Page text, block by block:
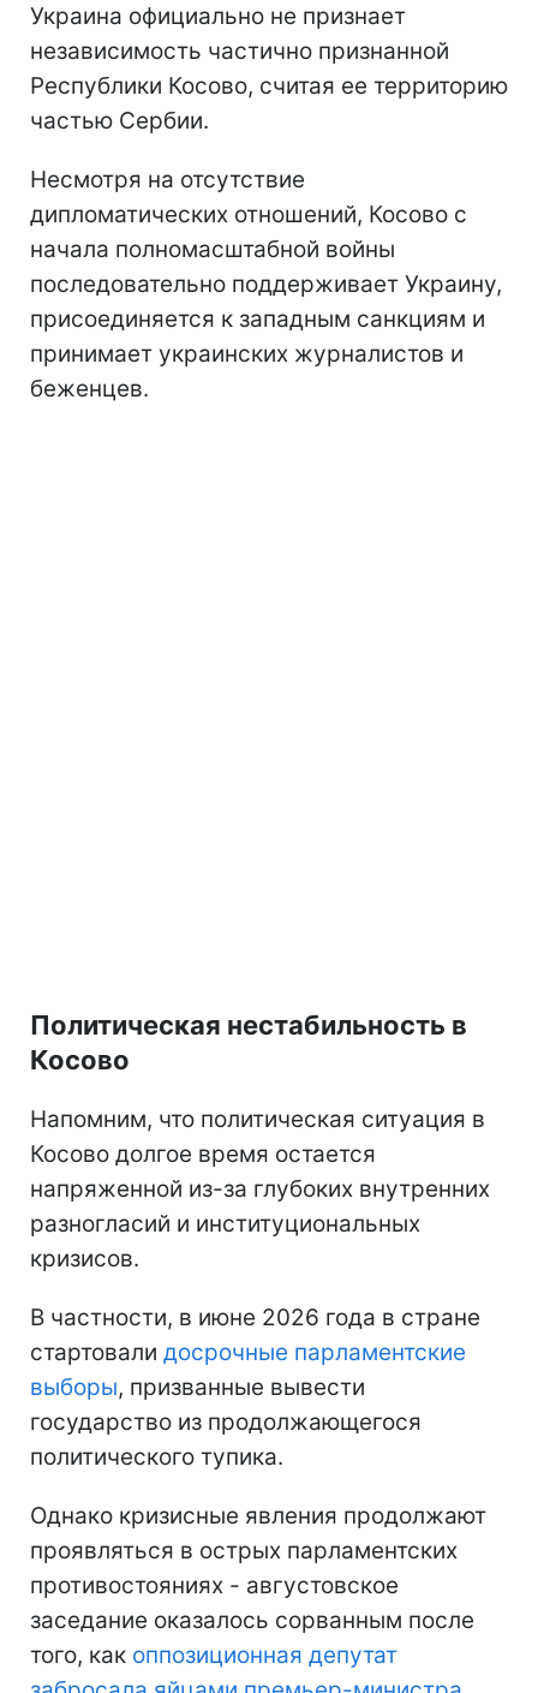
Украина официально не признает
независимость частично признанной
Республики Косово, считая ее территорию
частью Сербии.
Несмотря на отсутствие
дипломатических отношений, Косово с
начала полномасштабной войны
последовательно поддерживает Украину,
присоединяется к западным санкциям и
принимает украинских журналистов и
беженцев.
Политическая нестабильность в
Косово
Напомним, что политическая ситуация в
Косово долгое время остается
напряженной из-за глубоких внутренних
разногласий и институциональных
кризисов.
В частности, в июне 2026 года в стране
стартовали досрочные парламентские
выборы, призванные вывести
государство из продолжающегося
политического тупика.
Однако кризисные явления продолжают
проявляться в острых парламентских
противостояниях - августовское
заседание оказалось сорванным после
того, как оппозиционная депутат